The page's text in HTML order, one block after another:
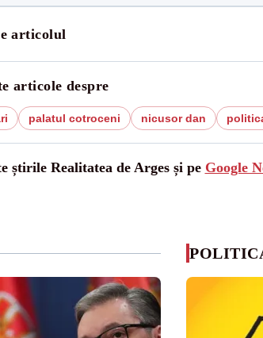
articolul
articole despre
palatul cotroceni nicusor dan
știrile Realitatea de Arges și pe Google